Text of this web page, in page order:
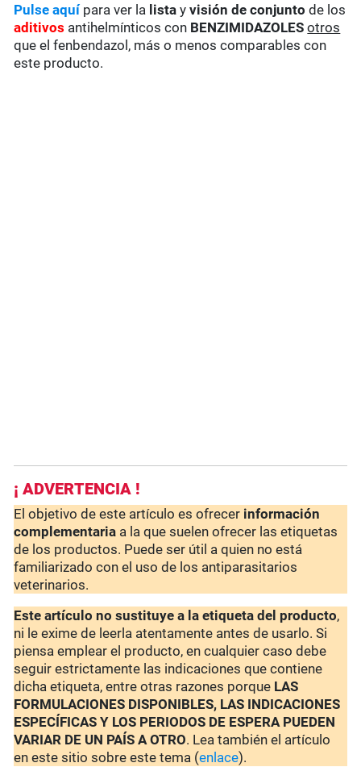
Pulse aquípara ver la lista yvisión de conjunto de los
aditivos antihelmínticos con BENZIMIDAZOLES otros
que el fenbendazol, más o menos comparables con
este producto.
¡ ADVERTENCIA !
El objetivo de este artículo es ofrecer información
complementaria a la que suelen ofrecer las etiquetas
de los productos. Puede ser útil a quien no está
familiarizado con el uso de los antiparasitarios
veterinarios.
Este artículo no sustituye a la etiqueta del producto,
ni le exime de leerla atentamente antes de usarlo. Si
piensa emplear el producto, en cualquier caso debe
seguir estrictamente las indicaciones que contiene
dicha etiqueta, entre otras razones porque LAS
FORMULACIONES DISPONIBLES, LAS INDICACIONES
ESPECÍFICAS Y LOS PERIODOS DE ESPERA PUEDEN
VARIAR DE UN PAÍS A OTRO. Lea también el artículo
en este sitio sobre este tema (enlace).